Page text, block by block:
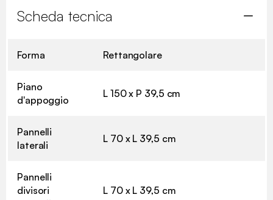
Scheda tecnica
Forma Rettangolare
Piano
d'appoggio
L 150 x P 39,5 cm
Pannelli
laterali
L 70 x L 39,5 cm
Pannelli
divisori
L 70 x L 39,5 cm